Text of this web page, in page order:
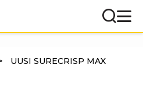
UUSI SURECRISP MAX